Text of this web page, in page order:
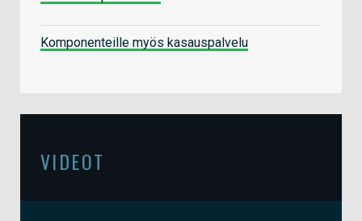
Komponenteille myös kasauspalvelu
VIDEOT